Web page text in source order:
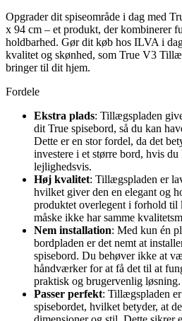
Opgrader dit spiseområde i dag med
x 94 cm – et produkt, der kombinerer
holdbarhed. Gør dit køb hos ILVA i
kvalitet og skønhed, som True V3
bringer til dit hjem.
Fordele
Ekstra plads: Tillægspladen
dit True spisebord, så du kan
Dette er en stor fordel, da det
investere i et større bord, hvis
lejlighedsvis.
Høj kvalitet: Tillægspladen er
hvilket giver den en elegant og
produktet overlegent i forhold til
måske ikke har samme
Nem installation: Med kun én
bordpladen er det nemt at
spisebord. Du behøver ikke at
håndværker for at få det til at
praktisk og brugervenlig løsning.
Passer perfekt: Tillægspladen
spisebordet, hvilket betyder, at